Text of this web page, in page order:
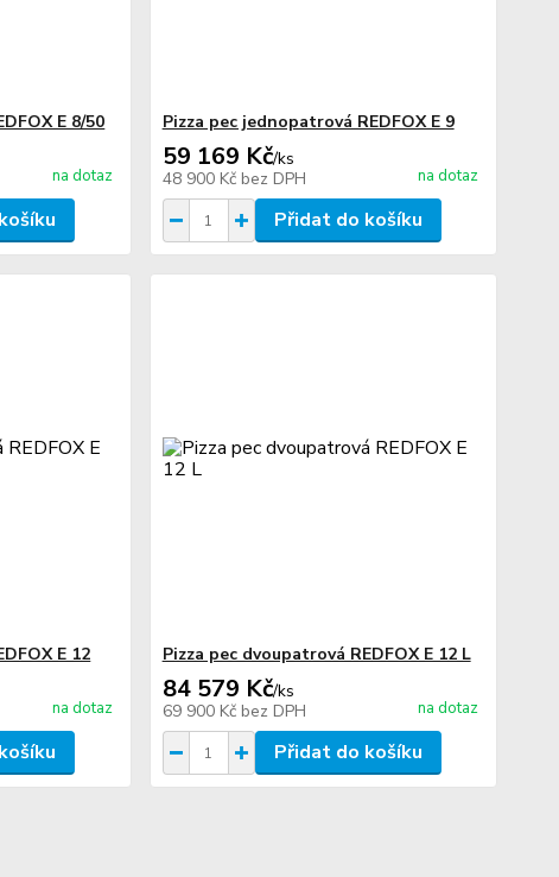
E 8/50
na dotaz
Pizza pec jednopatrová REDFOX E 9
59 169 Kč/ks
48 900 Kč bez DPH na dotaz
Přidat do košíku
E 12
na dotaz
Pizza pec dvoupatrová REDFOX E 12 L
84 579 Kč/ks
69 900 Kč bez DPH na dotaz
Přidat do košíku